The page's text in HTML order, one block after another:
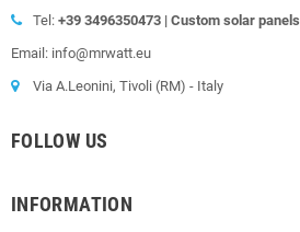
Tel: +39 3496350473 | Custom solar panels
Email: info@mrwatt.eu
Via A.Leonini, Tivoli (RM) - Italy
FOLLOW US
INFORMATION